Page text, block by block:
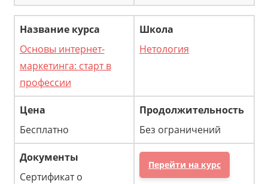
Основы интернет-
маркетинга: старт в
профессии
Нетология
Бесплатно Без ограничений
Сертификат о
Перейти на курс